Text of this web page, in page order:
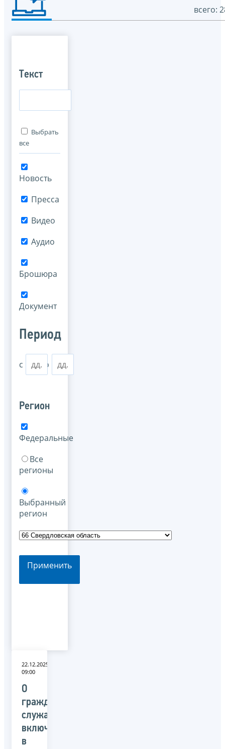
всего:
Текст
Выбрать
все
Новость
Пресса
Видео
Аудио
Брошюра
Документ
Период
с по
Регион
Федеральные
Все
регионы
Выбранный
регион
Применить
22.12.2025
09:00
О
гражданских
служащих,
включенных
в